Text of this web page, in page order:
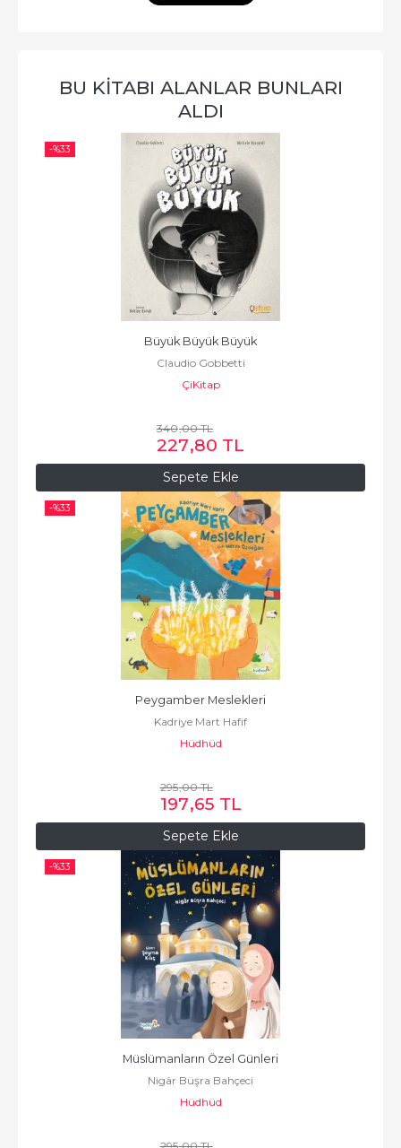
BU KITABI ALANLAR BUNLARI
ALDI
-%33
Sepete Ekle
Büyük Büyük Büyük
Claudio Gobbetti
ÇiKitap
340,00TL
227,80 TL
-%33
Sepete Ekle
Peygamber Meslekleri
Kadriye Mart Hafif
Hüdhüd
295,00TL
197,65 TL
-%33
Müslümanların Özel Günleri
Nigâr Büşra Bahçeci
Hüdhüd